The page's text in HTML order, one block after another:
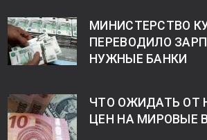
МИНИСТЕРСТВО
ПЕРЕВОДИЛО
НУЖНЫЕ БАНКИ
ЧТО ОЖИДАТЬ ОТ
ЦЕН НА МИРОВЫЕ